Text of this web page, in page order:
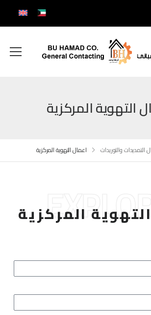
التهوية المركزية
التمديدات والتوريدات اعمال التهوية المركزية
المركزية